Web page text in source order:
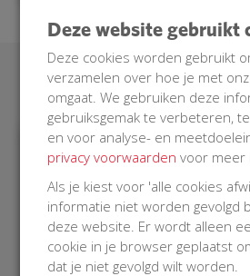
Laatste
€ 20
Matthew
31 Aug 2025
19:28 uur
Deze website gebruikt
Deze cookies worden gebruikt
verzamelen over hoe je met
omgaat. We gebruiken deze
gebruiksgemak te verbeteren,
en voor analyse- en
privacy voorwaarden voor meer
Als je kiest voor 'alle cookies
informatie niet worden gevolgd
deze website. Er wordt alleen
cookie in je browser geplaatst
dat je niet gevolgd wilt worden.